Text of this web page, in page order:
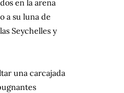
en la arena
a su luna de
Seychelles y
una carcajada